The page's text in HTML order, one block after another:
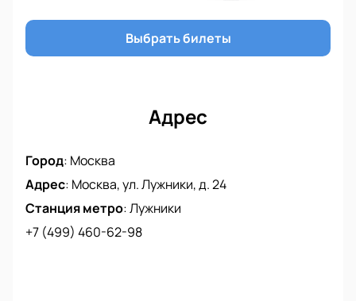
Выбрать билеты
Адрес
Город: Москва
Адрес: Москва, ул. Лужники, д. 24
Станция метро:Лужники
+7 (499) 460-62-98